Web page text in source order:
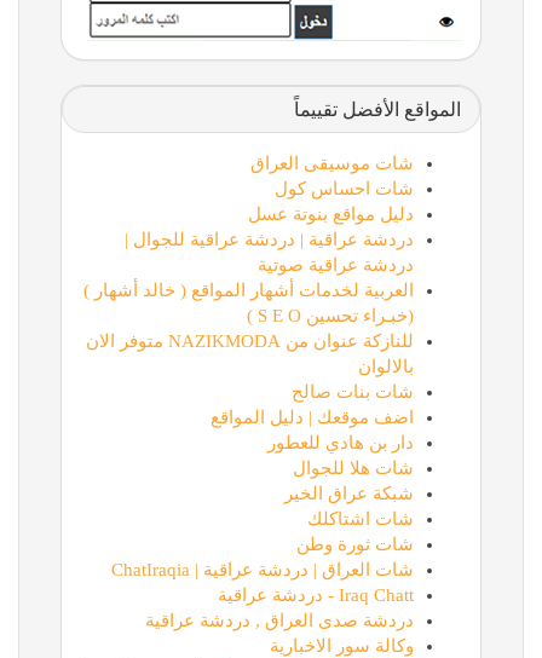
المواقع الأفضل تقييماً
شات موسيقى العراق
شات احساس كول
دليل مواقع بنوتة عسل
دردشة عراقية | دردشة عراقية للجوال |
دردشة عراقية صوتية
العربية لخدمات أشهار المواقع ( خالد أشهار )
(خبـراء تحسين S E O )
للنازكة عنوان من NAZIKMODA متوفر الان
بالالوان
شات بنات صالح
اضف موقعك | دليل المواقع
دار بن هادي للعطور
شات هلا للجوال
شبكة عراق الخير
شات اشتاكلك
شات ثورة وطن
شات العراق | دردشة عراقية | ChatIraqia
Iraq Chatt - دردشة عراقية
دردشة صدى العراق , دردشة عراقية
وكالة سور الاخبارية